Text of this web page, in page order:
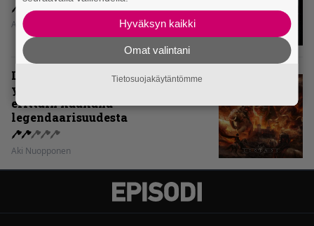
Aki Nuopponen
Levyarvio: Sabaton on
yhdennellätoista albumillaan
erittäin kaukana
legendaarisuudesta
Aki Nuopponen
Hyväksyn kaikki
Omat valintani
Tietosuojakäytäntömme